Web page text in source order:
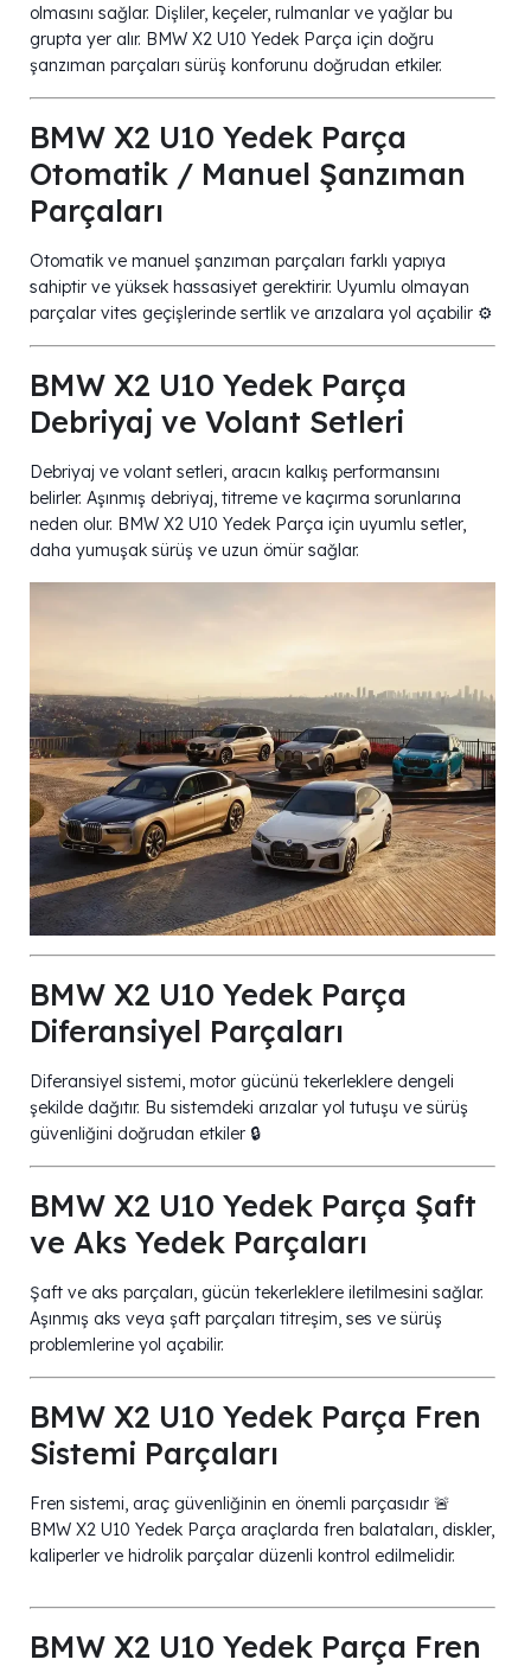
olmasını sağlar. Dişliler, keçeler, rulmanlar ve yağlar bu
grupta yer alır. BMW X2 U10 Yedek Parça için doğru
şanzıman parçaları sürüş konforunu doğrudan etkiler.
BMW X2 U10 Yedek Parça
Otomatik / Manuel Şanzıman
Parçaları
Otomatik ve manuel şanzıman parçaları farklı yapıya
sahiptir ve yüksek hassasiyet gerektirir. Uyumlu olmayan
parçalar vites geçişlerinde sertlik ve arızalara yol açabilir ⚙️
BMW X2 U10 Yedek Parça
Debriyaj ve Volant Setleri
Debriyaj ve volant setleri, aracın kalkış performansını
belirler. Aşınmış debriyaj, titreme ve kaçırma sorunlarına
neden olur. BMW X2 U10 Yedek Parça için uyumlu setler,
daha yumuşak sürüş ve uzun ömür sağlar.
BMW X2 U10 Yedek Parça
Diferansiyel Parçaları
Diferansiyel sistemi, motor gücünü tekerleklere dengeli
şekilde dağıtır. Bu sistemdeki arızalar yol tutuşu ve sürüş
güvenliğini doğrudan etkiler 🔒
BMW X2 U10 Yedek Parça Şaft
ve Aks Yedek Parçaları
Şaft ve aks parçaları, gücün tekerleklere iletilmesini sağlar.
Aşınmış aks veya şaft parçaları titreşim, ses ve sürüş
problemlerine yol açabilir.
BMW X2 U10 Yedek Parça Fren
Sistemi Parçaları
Fren sistemi, araç güvenliğinin en önemli parçasıdır 🚨
BMW X2 U10 Yedek Parça araçlarda fren balataları, diskler,
kaliperler ve hidrolik parçalar düzenli kontrol edilmelidir.
BMW X2 U10 Yedek Parça Fren